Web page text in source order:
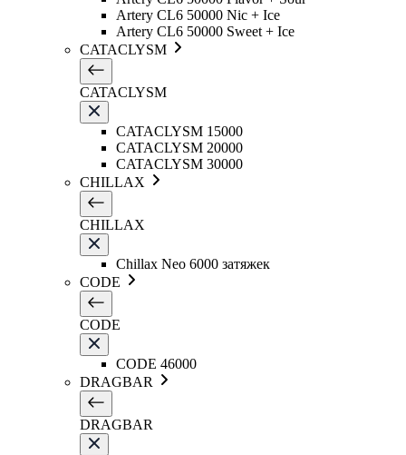
Artery CL6 50000 Nic + Ice
Artery CL6 50000 Sweet + Ice
CATACLYSM
CATACLYSM
CATACLYSM 15000
CATACLYSM 20000
CATACLYSM 30000
CHILLAX
CHILLAX
Chillax Neo 6000 затяжек
CODE
CODE
CODE 46000
DRAGBAR
DRAGBAR